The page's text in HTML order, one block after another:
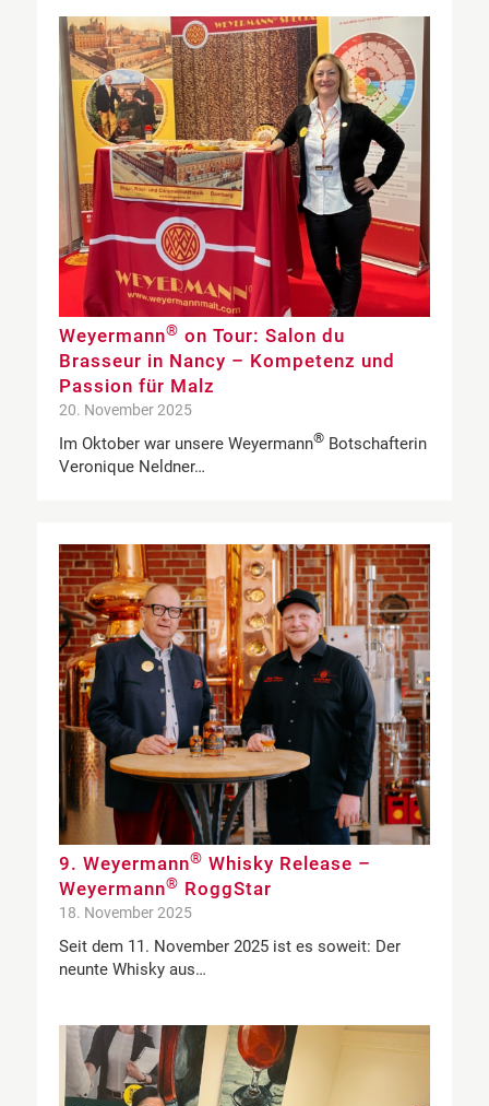
Weyermann® on Tour: Salon du
Brasseur in Nancy – Kompetenz und
Passion für Malz
20. November 2025
Im Oktober war unsere Weyermann®Botschafterin
Veronique Neldner…
9. Weyermann® Whisky Release –
Weyermann® RoggStar
18. November 2025
Seit dem 11. November 2025 ist es soweit: Der
neunte Whisky aus…